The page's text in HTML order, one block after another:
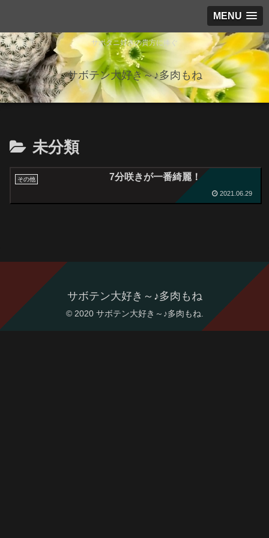
MENU
サボタニ好きの貴方に捧ぐ
サボテン大好き～♪多肉もね
未分類
その他 7分咲きが一番綺麗！
2021.06.29
サボテン大好き～♪多肉もね
© 2020 サボテン大好き～♪多肉もね.